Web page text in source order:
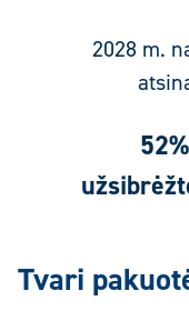
2028 m.
Tvari